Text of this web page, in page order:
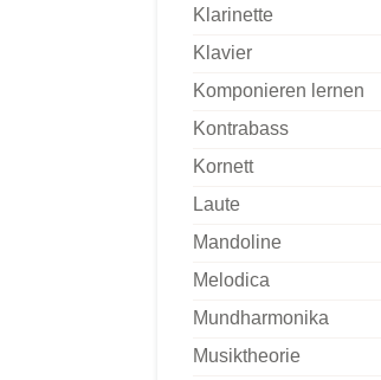
Klarinette
Klavier
Komponieren lernen
Kontrabass
Kornett
Laute
Mandoline
Melodica
Mundharmonika
Musiktheorie